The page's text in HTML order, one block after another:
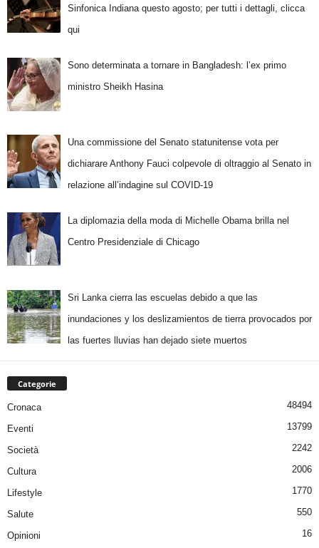
Sinfonica Indiana questo agosto; per tutti i dettagli, clicca
qui
Sono determinata a tornare in Bangladesh: l’ex primo
ministro Sheikh Hasina
Una commissione del Senato statunitense vota per
dichiarare Anthony Fauci colpevole di oltraggio al Senato in
relazione all’indagine sul COVID-19
La diplomazia della moda di Michelle Obama brilla nel
Centro Presidenziale di Chicago
Sri Lanka cierra las escuelas debido a que las
inundaciones y los deslizamientos de tierra provocados por
las fuertes lluvias han dejado siete muertos
Categorie
Cronaca 48494
Eventi 13799
Società 2242
Cultura 2006
Lifestyle 1770
Salute 550
Opinioni 16